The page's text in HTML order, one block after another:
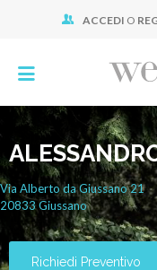
ACCEDI O
Via Alberto da Giussano21
20833Giussano
Richiedi Preventivo